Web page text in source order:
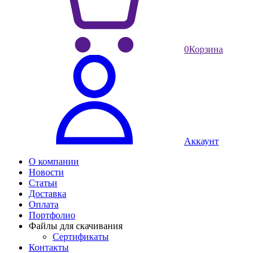
0Корзина
Аккаунт
О компании
Новости
Статьи
Доставка
Оплата
Портфолио
Файлы для скачивания
Сертификаты
Контакты